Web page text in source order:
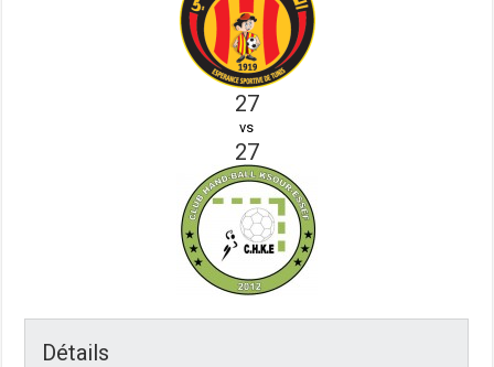
27
vs
27
Détails